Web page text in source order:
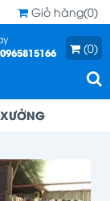
Giỏ hàng(0)
(0)